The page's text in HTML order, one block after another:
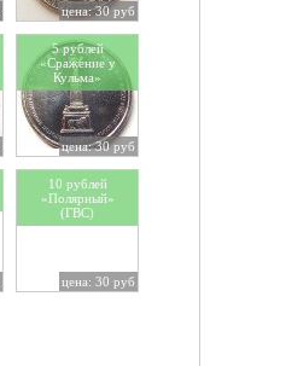
цена: 30 руб
5 рублей
«Cражение у
Кульма»
цена: 30 руб
10 рублей
«Полярный»
(ГВС)
цена: 30 руб